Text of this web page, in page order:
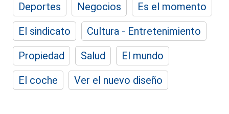
Deportes
Negocios
Es el momento
El sindicato
Cultura - Entretenimiento
Propiedad
Salud
El mundo
El coche
Ver el nuevo diseño